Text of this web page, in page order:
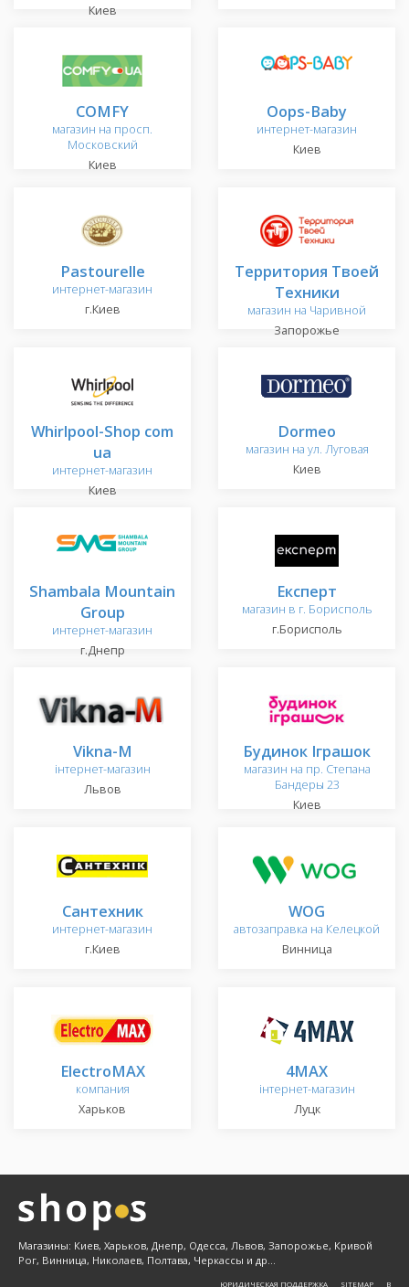
Киев
COMFY
магазин на просп.
Московский
Киев
Oops-Baby
интернет-магазин
Киев
Pastourelle
интернет-магазин
г.Киев
Территория Твоей
Техники
магазин на Чаривной
Запорожье
Whirlpool-Shop com
ua
интернет-магазин
Киев
Dormeo
магазин на ул. Луговая
Киев
Shambala Mountain
Group
интернет-магазин
г.Днепр
Експерт
магазин в г. Борисполь
г.Борисполь
Vikna-M
інтернет-магазин
Львов
Будинок Іграшок
магазин на пр. Степана
Бандеры 23
Киев
Сантехник
интернет-магазин
г.Киев
WOG
автозаправка на Келецкой
Винница
ElectroMAX
компания
Харьков
4MAX
інтернет-магазин
Луцк
Магазины: Киев, Харьков, Днепр, Одесса, Львов, Запорожье, Кривой
Рог, Винница, Николаев, Полтава, Черкассы и др...
ЮРИДИЧЕСКАЯ ПОДДЕРЖКА SITEMAP Β